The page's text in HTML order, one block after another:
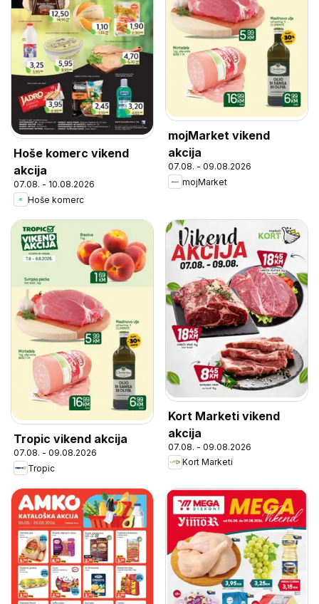
Hoše komerc vikend
akcija
07.08. - 10.08.2026
Hoše komerc
mojMarket vikend
akcija
07.08. - 09.08.2026
mojMarket
Tropic vikend akcija
07.08. - 09.08.2026
Tropic
Kort Marketi vikend
akcija
07.08. - 09.08.2026
Kort Marketi